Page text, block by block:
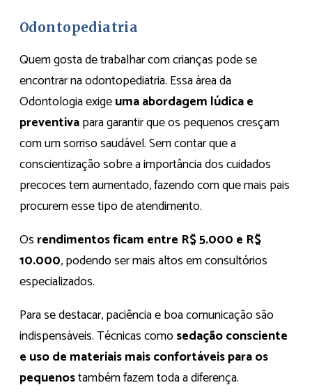
Odontopediatria
Quem gosta de trabalhar com crianças pode se
encontrar na odontopediatria. Essa área da
Odontologia exigeuma abordagem lúdica e
preventivapara garantir que os pequenos cresçam
com um sorriso saudável. Sem contar que a
conscientização sobre a importância dos cuidados
precoces tem aumentado, fazendo com que mais pais
procurem esse tipo de atendimento.
Os rendimentos ficam entre R$ 5.000 e R$
10.000, podendo ser mais altos em consultórios
especializados.
Para se destacar, paciência e boa comunicação são
indispensáveis. Técnicas comosedação consciente
e uso de materiais mais confortáveis para os
pequenostambém fazem toda a diferença.